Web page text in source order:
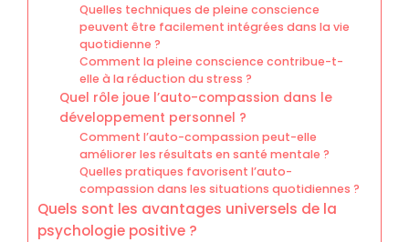
Quelles techniques de pleine conscience
peuvent être facilement intégrées dans la vie
quotidienne ?
Comment la pleine conscience contribue-t-
elle à la réduction du stress ?
Quel rôle joue l’auto-compassion dans le
développement personnel ?
Comment l’auto-compassion peut-elle
améliorer les résultats en santé mentale ?
Quelles pratiques favorisent l’auto-
compassion dans les situations quotidiennes ?
Quels sont les avantages universels de la
psychologie positive ?